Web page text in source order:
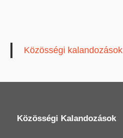
Közösségi kalandozások
Közösségi Kalandozások